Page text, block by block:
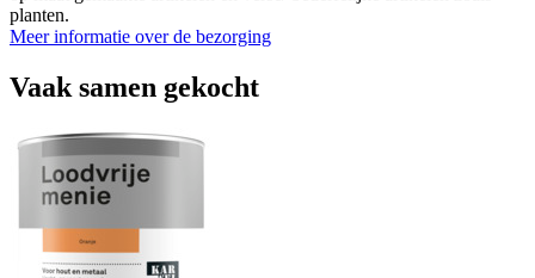
planten.
Meer informatie over de bezorging
Vaak samen gekocht